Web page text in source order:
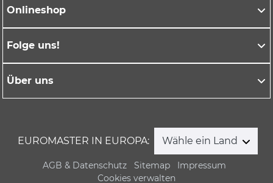
Onlineshop
Folge uns!
Über uns
EUROMASTER IN EUROPA: Wähle ein Land
AGB & Datenschutz Sitemap
Impressum
Cookies verwalten